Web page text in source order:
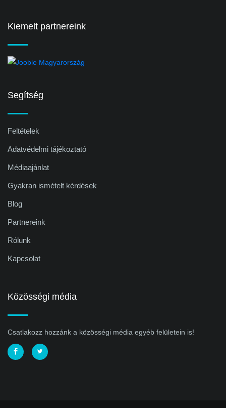
Kiemelt partnereink
Segítség
Feltételek
Adatvédelmi tájékoztató
Médiaajánlat
Gyakran ismételt kérdések
Blog
Partnereink
Rólunk
Kapcsolat
Közösségi média
Csatlakozz hozzánk a közösségi média egyéb felületein is!